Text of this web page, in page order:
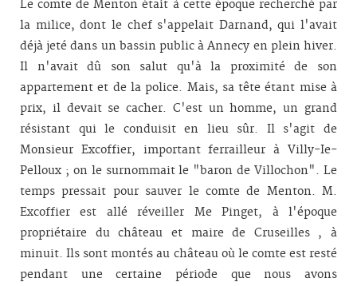
Le comte de Menton était à cette époque recherché par
la milice, dont le chef s'appelait Darnand, qui l'avait
déjà jeté dans un bassin public à Annecy en plein hiver.
Il n'avait dû son salut qu'à la proximité de son
appartement et de la police. Mais, sa tête étant mise à
prix, il devait se cacher. C'est un homme, un grand
résistant qui le conduisit en lieu sûr. Il s'agit de
Monsieur Excoffier, important ferrailleur à Villy-Ie-
Pelloux ; on le surnommait le "baron de Villochon". Le
temps pressait pour sauver le comte de Menton. M.
Excoffier est allé réveiller Me Pinget, à l'époque
propriétaire du château et maire de Cruseilles , à
minuit. Ils sont montés au château où le comte est resté
pendant une certaine période que nous avons